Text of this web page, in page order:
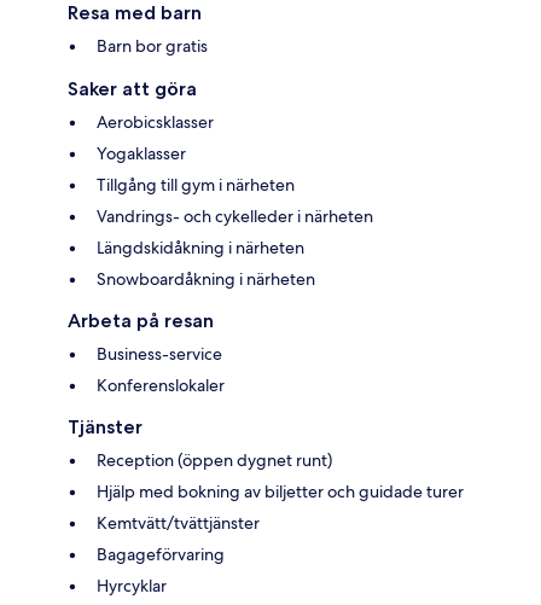
Resa med barn
Barn bor gratis
Saker att göra
Aerobicsklasser
Yogaklasser
Tillgång till gym i närheten
Vandrings- och cykelleder i närheten
Längdskidåkning i närheten
Snowboardåkning i närheten
Arbeta på resan
Business-service
Konferenslokaler
Tjänster
Reception (öppen dygnet runt)
Hjälp med bokning av biljetter och guidade turer
Kemtvätt/tvättjänster
Bagageförvaring
Hyrcyklar